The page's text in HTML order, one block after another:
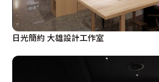
日光簡約 大雄設計工作室